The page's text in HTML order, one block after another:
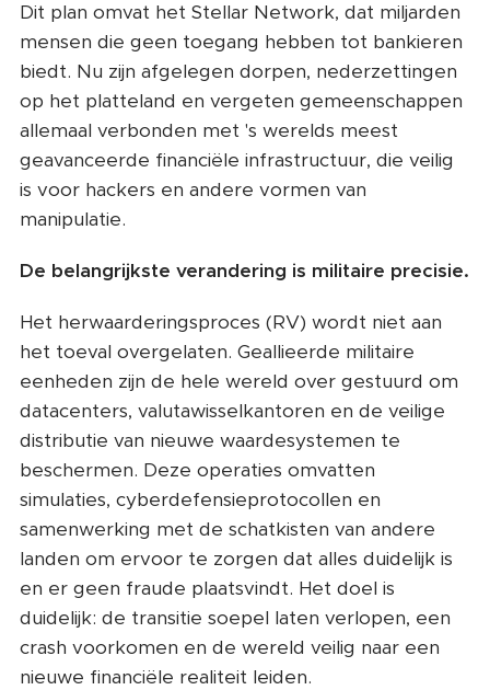
Dit plan omvat het Stellar Network, dat miljarden
mensen die geen toegang hebben tot bankieren
biedt. Nu zijn afgelegen dorpen, nederzettingen
op het platteland en vergeten gemeenschappen
allemaal verbonden met 's werelds meest
geavanceerde financiële infrastructuur, die veilig
is voor hackers en andere vormen van
manipulatie.
De belangrijkste verandering is militaire precisie.
Het herwaarderingsproces (RV) wordt niet aan
het toeval overgelaten. Geallieerde militaire
eenheden zijn de hele wereld over gestuurd om
datacenters, valutawisselkantoren en de veilige
distributie van nieuwe waardesystemen te
beschermen. Deze operaties omvatten
simulaties, cyberdefensieprotocollen en
samenwerking met de schatkisten van andere
landen om ervoor te zorgen dat alles duidelijk is
en er geen fraude plaatsvindt. Het doel is
duidelijk: de transitie soepel laten verlopen, een
crash voorkomen en de wereld veilig naar een
nieuwe financiële realiteit leiden.